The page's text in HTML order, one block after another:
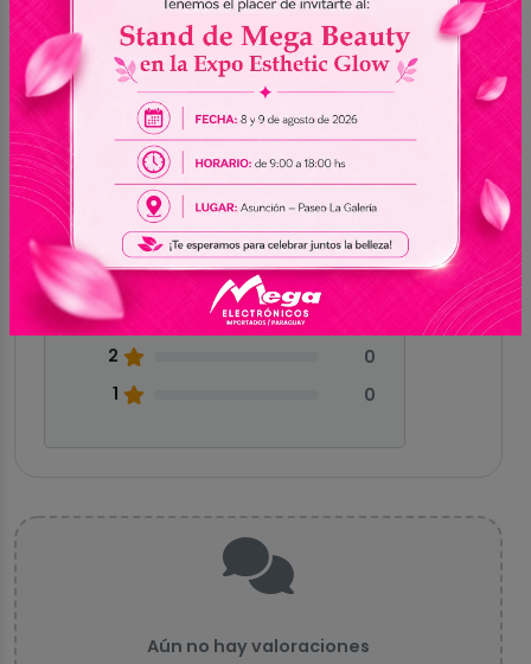
Enviar reseña
0.0
Sin reseñas
0
4
0
3
2
0
1
0
Aún no hay valoraciones